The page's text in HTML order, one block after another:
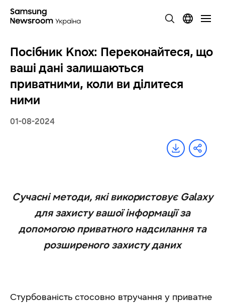
Посібник Knox: Переконайтеся, що
ваші дані залишаються
приватними, коли ви ділитеся
ними
01-08-2024
Сучасні методи, які використовує Galaxy
для захисту вашої інформації за
допомогою приватного надсилання та
розширеного захисту даних
Стурбованість стосовно втручання у приватне